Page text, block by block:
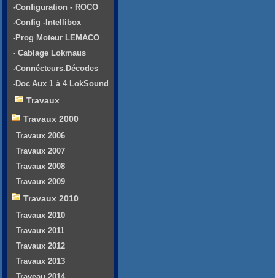
-Configuration - ROCO
-Config -Intellibox
-Prog Moteur LEMACO
- Cablage Lokmaus
-Connécteurs.Décodes
-Doc Aux 1 à 4 LokSound
Travaux
Travaux 2000
Travaux 2006
Travaux 2007
Travaux 2008
Travaux 2009
Travaux 2010
Travaux 2010
Travaux 2011
Travaux 2012
Travaux 2013